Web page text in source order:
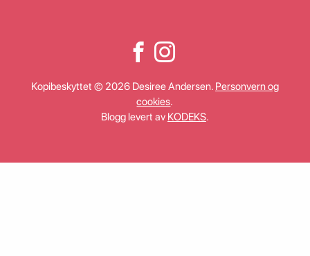
Kopibeskyttet © 2026 Desiree Andersen. Personvern og
cookies.
Blogg levert av KODEKS.